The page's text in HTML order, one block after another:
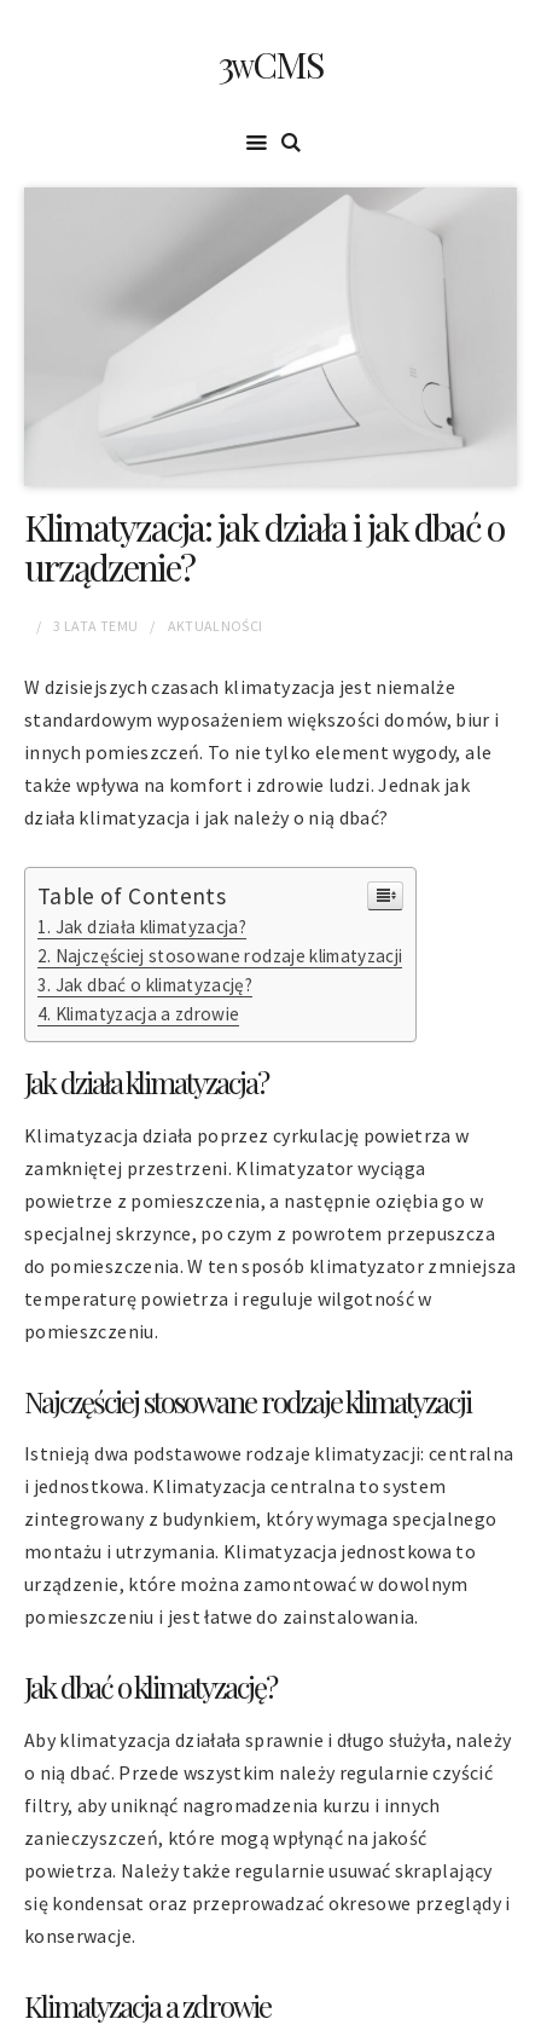
3wCMS
Klimatyzacja: jak działa i jak dbać o
urządzenie?
3 LATA TEMU AKTUALNOŚCI
W dzisiejszych czasach klimatyzacja jest niemalże
standardowym wyposażeniem większości domów, biur i
innych pomieszczeń. To nie tylko element wygody, ale
także wpływa na komfort i zdrowie ludzi. Jednak jak
działa klimatyzacja i jak należy o nią dbać?
Table of Contents
Jak działa klimatyzacja?
Najczęściej stosowane rodzaje klimatyzacji
Jak dbać o klimatyzację?
Klimatyzacja a zdrowie
Jak działa klimatyzacja?
Klimatyzacja działa poprzez cyrkulację powietrza w
zamkniętej przestrzeni. Klimatyzator wyciąga
powietrze z pomieszczenia, a następnie oziębia go w
specjalnej skrzynce, po czym z powrotem przepuszcza
do pomieszczenia. W ten sposób klimatyzator zmniejsza
temperaturę powietrza i reguluje wilgotność w
pomieszczeniu.
Najczęściej stosowane rodzaje klimatyzacji
Istnieją dwa podstawowe rodzaje klimatyzacji: centralna
i jednostkowa. Klimatyzacja centralna to system
zintegrowany z budynkiem, który wymaga specjalnego
montażu i utrzymania. Klimatyzacja jednostkowa to
urządzenie, które można zamontować w dowolnym
pomieszczeniu i jest łatwe do zainstalowania.
Jak dbać o klimatyzację?
Aby klimatyzacja działała sprawnie i długo służyła, należy
o nią dbać. Przede wszystkim należy regularnie czyścić
filtry, aby uniknąć nagromadzenia kurzu i innych
zanieczyszczeń, które mogą wpłynąć na jakość
powietrza. Należy także regularnie usuwać skraplający
się kondensat oraz przeprowadzać okresowe przeglądy i
konserwacje.
Klimatyzacja a zdrowie